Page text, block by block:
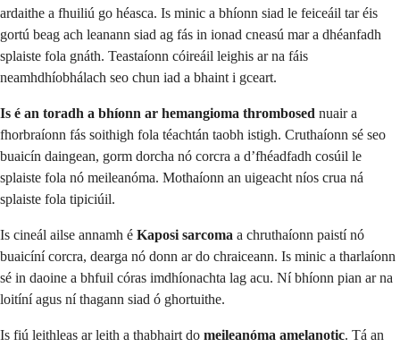
ardaithe a fhuiliú go héasca. Is minic a bhíonn siad le feiceáil tar éis
gortú beag ach leanann siad ag fás in ionad cneasú mar a dhéanfadh
splaiste fola gnáth. Teastaíonn cóireáil leighis ar na fáis
neamhdhíobhálach seo chun iad a bhaint i gceart.
Is é an toradh a bhíonn ar hemangioma thrombosed nuair a
fhorbraíonn fás soithigh fola téachtán taobh istigh. Cruthaíonn sé seo
buaicín daingean, gorm dorcha nó corcra a d’fhéadfadh cosúil le
splaiste fola nó meileanóma. Mothaíonn an uigeacht níos crua ná
splaiste fola tipiciúil.
Is cineál ailse annamh é Kaposi sarcoma a chruthaíonn paistí nó
buaicíní corcra, dearga nó donn ar do chraiceann. Is minic a tharlaíonn
sé in daoine a bhfuil córas imdhíonachta lag acu. Ní bhíonn pian ar na
loitíní agus ní thagann siad ó ghortuithe.
Is fiú leithleas ar leith a thabhairt do meileanóma amelanotic. Tá an